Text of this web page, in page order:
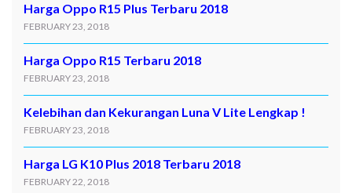
Harga Oppo R15 Plus Terbaru 2018
FEBRUARY 23, 2018
Harga Oppo R15 Terbaru 2018
FEBRUARY 23, 2018
Kelebihan dan Kekurangan Luna V Lite Lengkap !
FEBRUARY 23, 2018
Harga LG K10 Plus 2018 Terbaru 2018
FEBRUARY 22, 2018